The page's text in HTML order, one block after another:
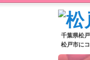
千葉県松
松戸市に